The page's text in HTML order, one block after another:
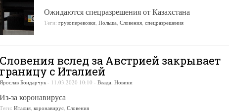
Ожидаются спецразрешения от Казахстана
Теги: грузоперевозки, Польша, Словения, спецразрешения
Словения вслед за Австрией закрывает
границу с Италией
Ярослав Бондарчук - 11.03.2020 10:10 - Влада, Новини
Из-за коронавируса
Теги: Италия, коронавирус, Словения